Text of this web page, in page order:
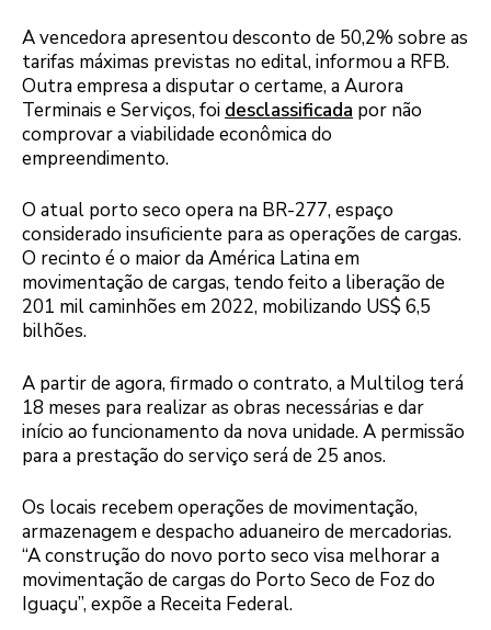
A vencedora apresentou desconto de 50,2% sobre as
tarifas máximas previstas no edital, informou a RFB.
Outra empresa a disputar o certame, a Aurora
Terminais e Serviços, foi desclassificada por não
comprovar a viabilidade econômica do
empreendimento.
O atual porto seco opera na BR-277, espaço
considerado insuficiente para as operações de cargas.
O recinto é o maior da América Latina em
movimentação de cargas, tendo feito a liberação de
201 mil caminhões em 2022, mobilizando US$ 6,5
bilhões.
A partir de agora, firmado o contrato, a Multilog terá
18 meses para realizar as obras necessárias e dar
início ao funcionamento da nova unidade. A permissão
para a prestação do serviço será de 25 anos.
Os locais recebem operações de movimentação,
armazenagem e despacho aduaneiro de mercadorias.
“A construção do novo porto seco visa melhorar a
movimentação de cargas do Porto Seco de Foz do
Iguaçu”, expõe a Receita Federal.